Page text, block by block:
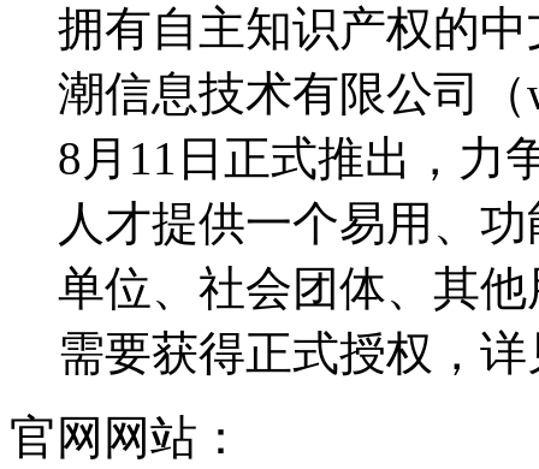
拥有自主知识产权的
潮信息技术有限公司（
8月11日正式推出，力
人才提供一个易用、
单位、社会团体、其
需要获得正式授权，
官网网站：